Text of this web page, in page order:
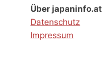
Über japaninfo.at
Datenschutz
Impressum